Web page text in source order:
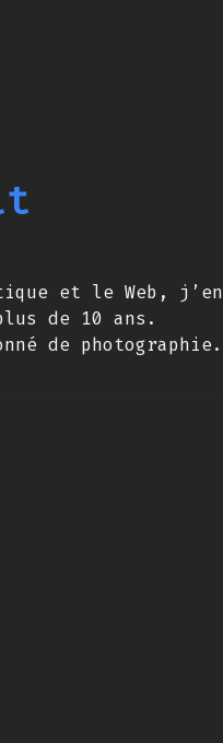
et le Web, j’en
de 10 ans.
de photographie.